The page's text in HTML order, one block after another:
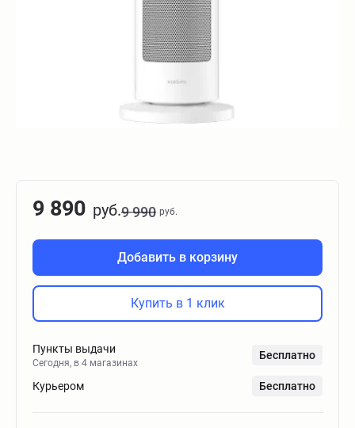
9 890 руб.9 990 руб.
Добавить в корзину
Купить в 1 клик
Пункты выдачи
Сегодня, в 4 магазинах
Бесплатно
Курьером Бесплатно